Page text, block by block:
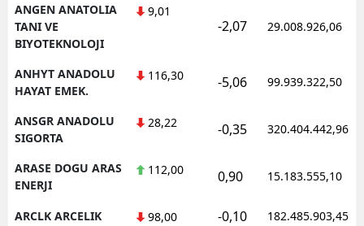
ANGEN ANATOLIA
TANI VE
BIYOTEKNOLOJI
9,01
-2,07 29.008.926,06
ANHYT ANADOLU
HAYAT EMEK.
116,30 -5,06 99.939.322,50
ANSGR ANADOLU
SIGORTA
28,22 -0,35 320.404.442,96
ARASE DOGU ARAS
ENERJI
112,00 0,90 15.183.555,10
ARCLK ARCELIK 98,00 -0,10 182.485.903,45